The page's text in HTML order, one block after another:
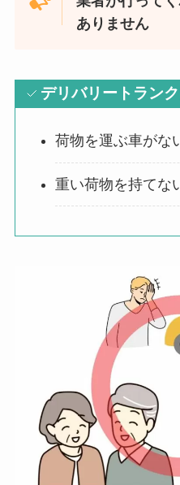
ありません
デリバリートランク
荷物を運ぶ車がな
重い荷物を持てな